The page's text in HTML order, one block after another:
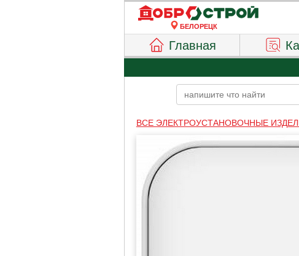
БЕЛОРЕЦК
Главная
ВСЕ ЭЛЕКТРОУСТАНОВОЧНЫЕ